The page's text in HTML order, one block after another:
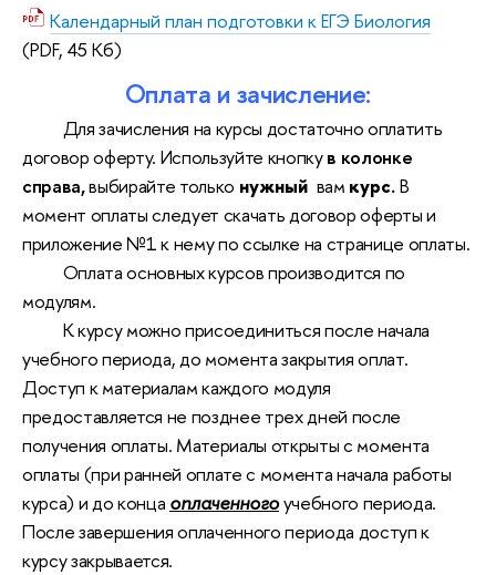
Календарный план подготовки к ЕГЭ Биология
(PDF, 45 Кб)
Оплата и зачисление:
Для зачисления на курсы достаточно оплатить
договор оферту. Используйте кнопкув колонке
справа,выбирайте только нужный вам курс.В
момент оплаты следует скачать договор оферты и
приложение №1 к нему по ссылке на странице оплаты.
Оплата основных курсов производится по
модулям.
К курсу можно присоединиться после начала
учебного периода, до момента закрытия оплат.
Доступ к материалам каждого модуля
предоставляется не позднее трех дней после
получения оплаты. Материалы открыты с момента
оплаты (при ранней оплате с момента начала работы
курса) и до конца оплаченногоучебного периода.
После завершения оплаченного периода доступ к
курсу закрывается.